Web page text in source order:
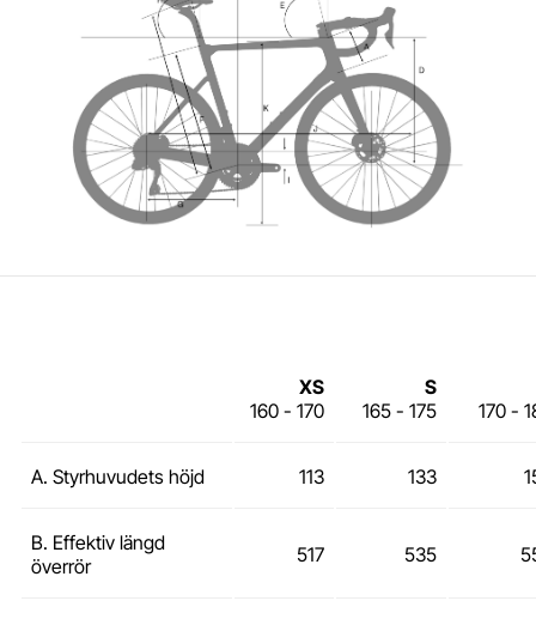
XS
160 - 170
S
165 - 175
170 -
A. Styrhuvudets höjd 113 133
B. Effektiv längd
överrör
517 535